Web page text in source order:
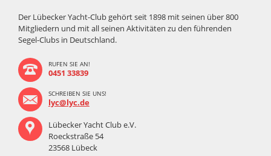
Der Lübecker Yacht-Club gehört seit 1898 mit seinen über 800
Mitgliedern und mit all seinen Aktivitäten zu den führenden
Segel-Clubs in Deutschland.
RUFEN SIE AN!
0451 33839
SCHREIBEN SIE UNS!
lyc@lyc.de
Lübecker Yacht Club e.V.
Roeckstraße 54
23568 Lübeck